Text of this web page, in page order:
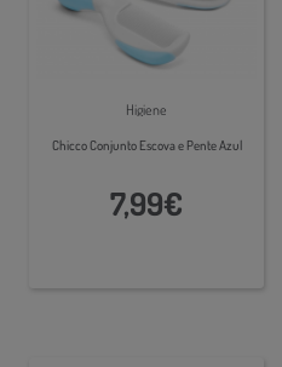
Higiene
Chicco Conjunto Escova e Pente Azul
7,99€